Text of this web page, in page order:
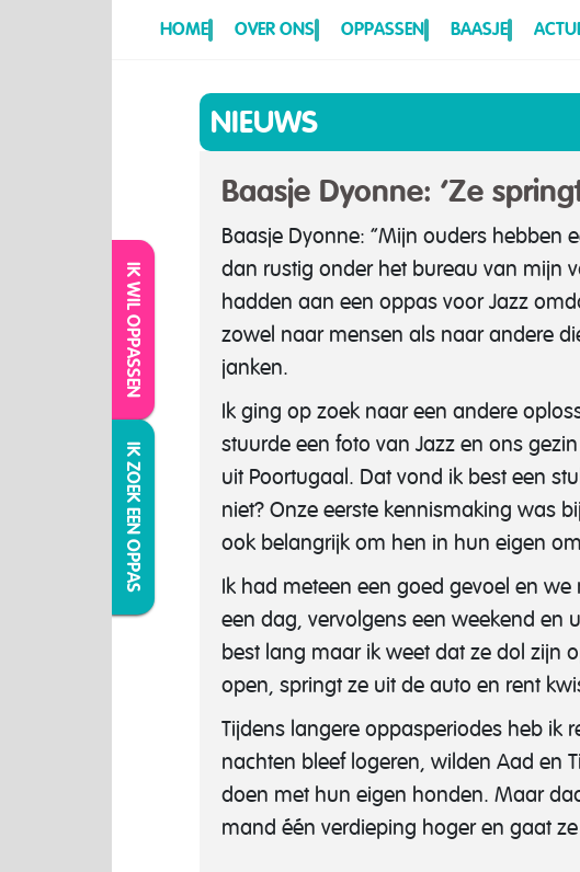
HOME OVER ONS OPPASSEN BAASJE
IK WIL OPPASSEN
IK ZOEK EEN OPPAS
NIEUWS
Baasje Dyonne: ‘Ze
Baasje Dyonne: “Mijn ouders hebben
dan rustig onder het bureau van mijn
hadden aan een oppas voor Jazz
zowel naar mensen als naar andere
janken.
Ik ging op zoek naar een andere
stuurde een foto van Jazz en ons
uit Poortugaal. Dat vond ik best een
niet? Onze eerste kennismaking was
ook belangrijk om hen in hun eigen
Ik had meteen een goed gevoel en
een dag, vervolgens een weekend en
best lang maar ik weet dat ze dol zijn
open, springt ze uit de auto en rent
Tijdens langere oppasperiodes heb ik
nachten bleef logeren, wilden Aad en
doen met hun eigen honden. Maar
mand één verdieping hoger en gaat